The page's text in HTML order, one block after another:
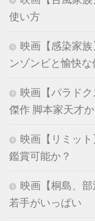
使い方
映画【感染家
ンゾンビと愉快な
映画【パラド
傑作 脚本家天才か
映画【リミッ
鑑賞可能か？
映画【桐島、
若手がいっぱい